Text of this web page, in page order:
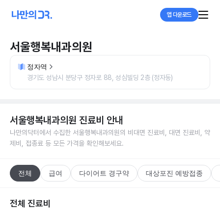
앱 다운로드
서울행복내과의원
정자역
경기도 성남시 분당구 정자로 88, 성심빌딩 2층 (정자동)
서울행복내과의원 진료비 안내
나만의닥터에서 수집한 서울행복내과의원의 비대면 진료비, 대면 진료비, 약
제비, 접종료 등 모든 가격을 확인해보세요.
전체 급여 다이어트 경구약 대상포진 예방접종
전체 진료비